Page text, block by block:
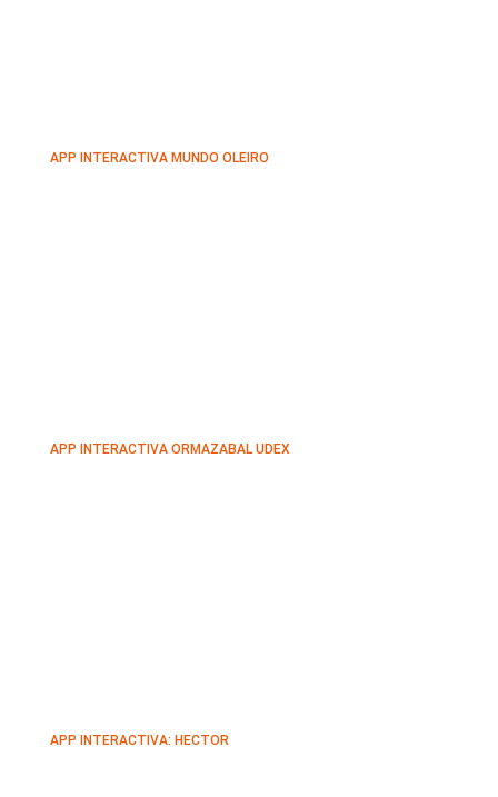
APP INTERACTIVA MUNDO OLEIRO
APP INTERACTIVA ORMAZABAL UDEX
APP INTERACTIVA: HECTOR